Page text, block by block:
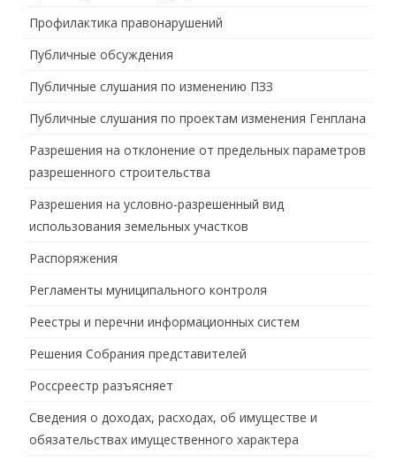
Профилактика правонарушений
Публичные обсуждения
Публичные слушания по изменению ПЗЗ
Публичные слушания по проектам изменения Генплана
Разрешения на отклонение от предельных параметров
разрешенного строительства
Разрешения на условно-разрешенный вид
использования земельных участков
Распоряжения
Регламенты муниципального контроля
Реестры и перечни информационных систем
Решения Собрания представителей
Россреестр разъясняет
Сведения о доходах, расходах, об имуществе и
обязательствах имущественного характера